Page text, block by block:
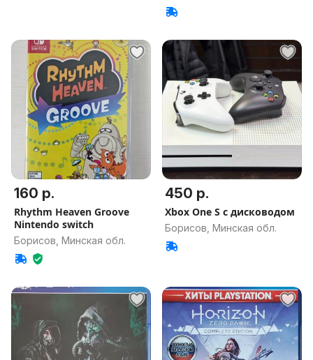
160 р.
Rhythm Heaven Groove
Nintendo switch
Борисов, Минская обл.
450 р.
Xbox One S с дисководом
Борисов, Минская обл.